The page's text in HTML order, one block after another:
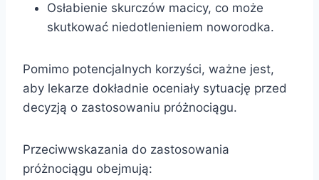
Osłabienie skurczów macicy, co może
skutkować niedotlenieniem noworodka.
Pomimo potencjalnych korzyści, ważne jest,
aby lekarze dokładnie oceniały sytuację przed
decyzją o zastosowaniu próżnociągu.
Przeciwwskazania do zastosowania
próżnociągu obejmują: